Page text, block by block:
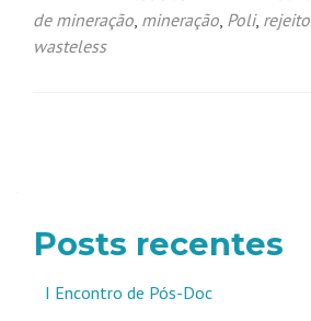
de mineração, mineração, Poli,
wasteless
Posts recentes
I Encontro de Pós-Doc